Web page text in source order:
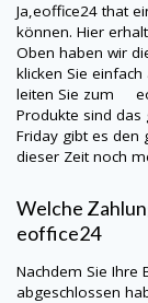
Ja,eoffice24 that
können. Hier
Oben haben wir
klicken Sie einfach
leiten Sie zum
Produkte sind das
Friday gibt es den
dieser Zeit noch
Welche
eoffice24
Nachdem Sie Ihre
abgeschlossen